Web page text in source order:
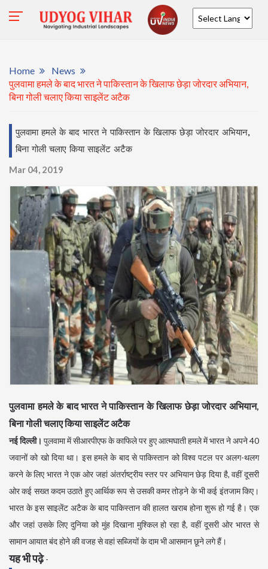
Home
News
पुलवामा हमले के बाद भारत ने पाकिस्तान के खिलाफ छेड़ा जोरदार अभियान,
बिना गोली चलाए किया साइलेंट अटैक
पुलवामा हमले के बाद भारत ने पाकिस्तान के खिलाफ छेड़ा जोरदार अभियान,
बिना गोली चलाए किया साइलेंट अटैक
Mar 04, 2019
पुलवामा हमले के बाद भारत ने पाकिस्तान के खिलाफ छेड़ा जोरदार अभियान,
बिना गोली चलाए किया साइलेंट अटैक
नई दिल्ली। पुलवामा में सीआरपीएफ के काफिले पर हुए आत्मघाती हमले में भारत ने अपने 40
जवानों को खो दिया था। इस हमले के बाद से पाकिस्तान को विश्व पटल पर अलग-थलग
करने के लिए भारत ने एक ओर जहां अंतर्राष्ट्रीय स्तर पर अभियान छेड़ दिया है, वहीं दूसरी
ओर कई सख्त कदम उठाते हुए आर्थिक रूप से उसकी कमर तोड़ने के भी कई इंतजाम किए।
भारत के इस साइलेंट अटैक के बाद पाकिस्तान की हालत खराब होना शुरू हो गई है। एक
और जहां उसके लिए दुनिया को मुंह दिखाना मुश्किल हो रहा है, वहीं दूसरी ओर भारत से
सामान आयात बंद होने की वजह से वहां सब्जियों के दाम भी आसमान छूने लगे हैं।
यह भी पढ़े-